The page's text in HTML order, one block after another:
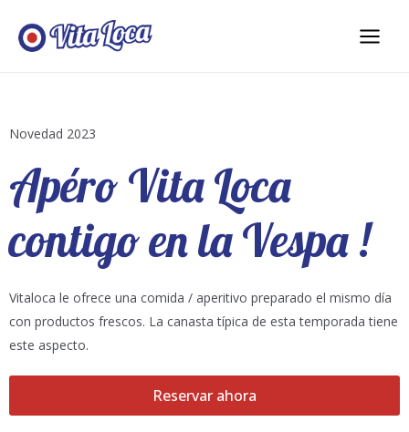
Novedad 2023
Apéro Vita Loca
contigo en la Vespa !
Vitaloca le ofrece una comida / aperitivo preparado el mismo día
con productos frescos. La canasta típica de esta temporada tiene
este aspecto.
Reservar ahora